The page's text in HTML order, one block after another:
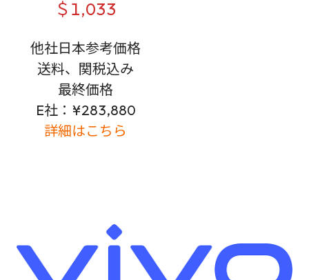
＄1,033
他社日本参考価格
送料、関税込み
最終価格
E社：¥283,880
詳細はこちら